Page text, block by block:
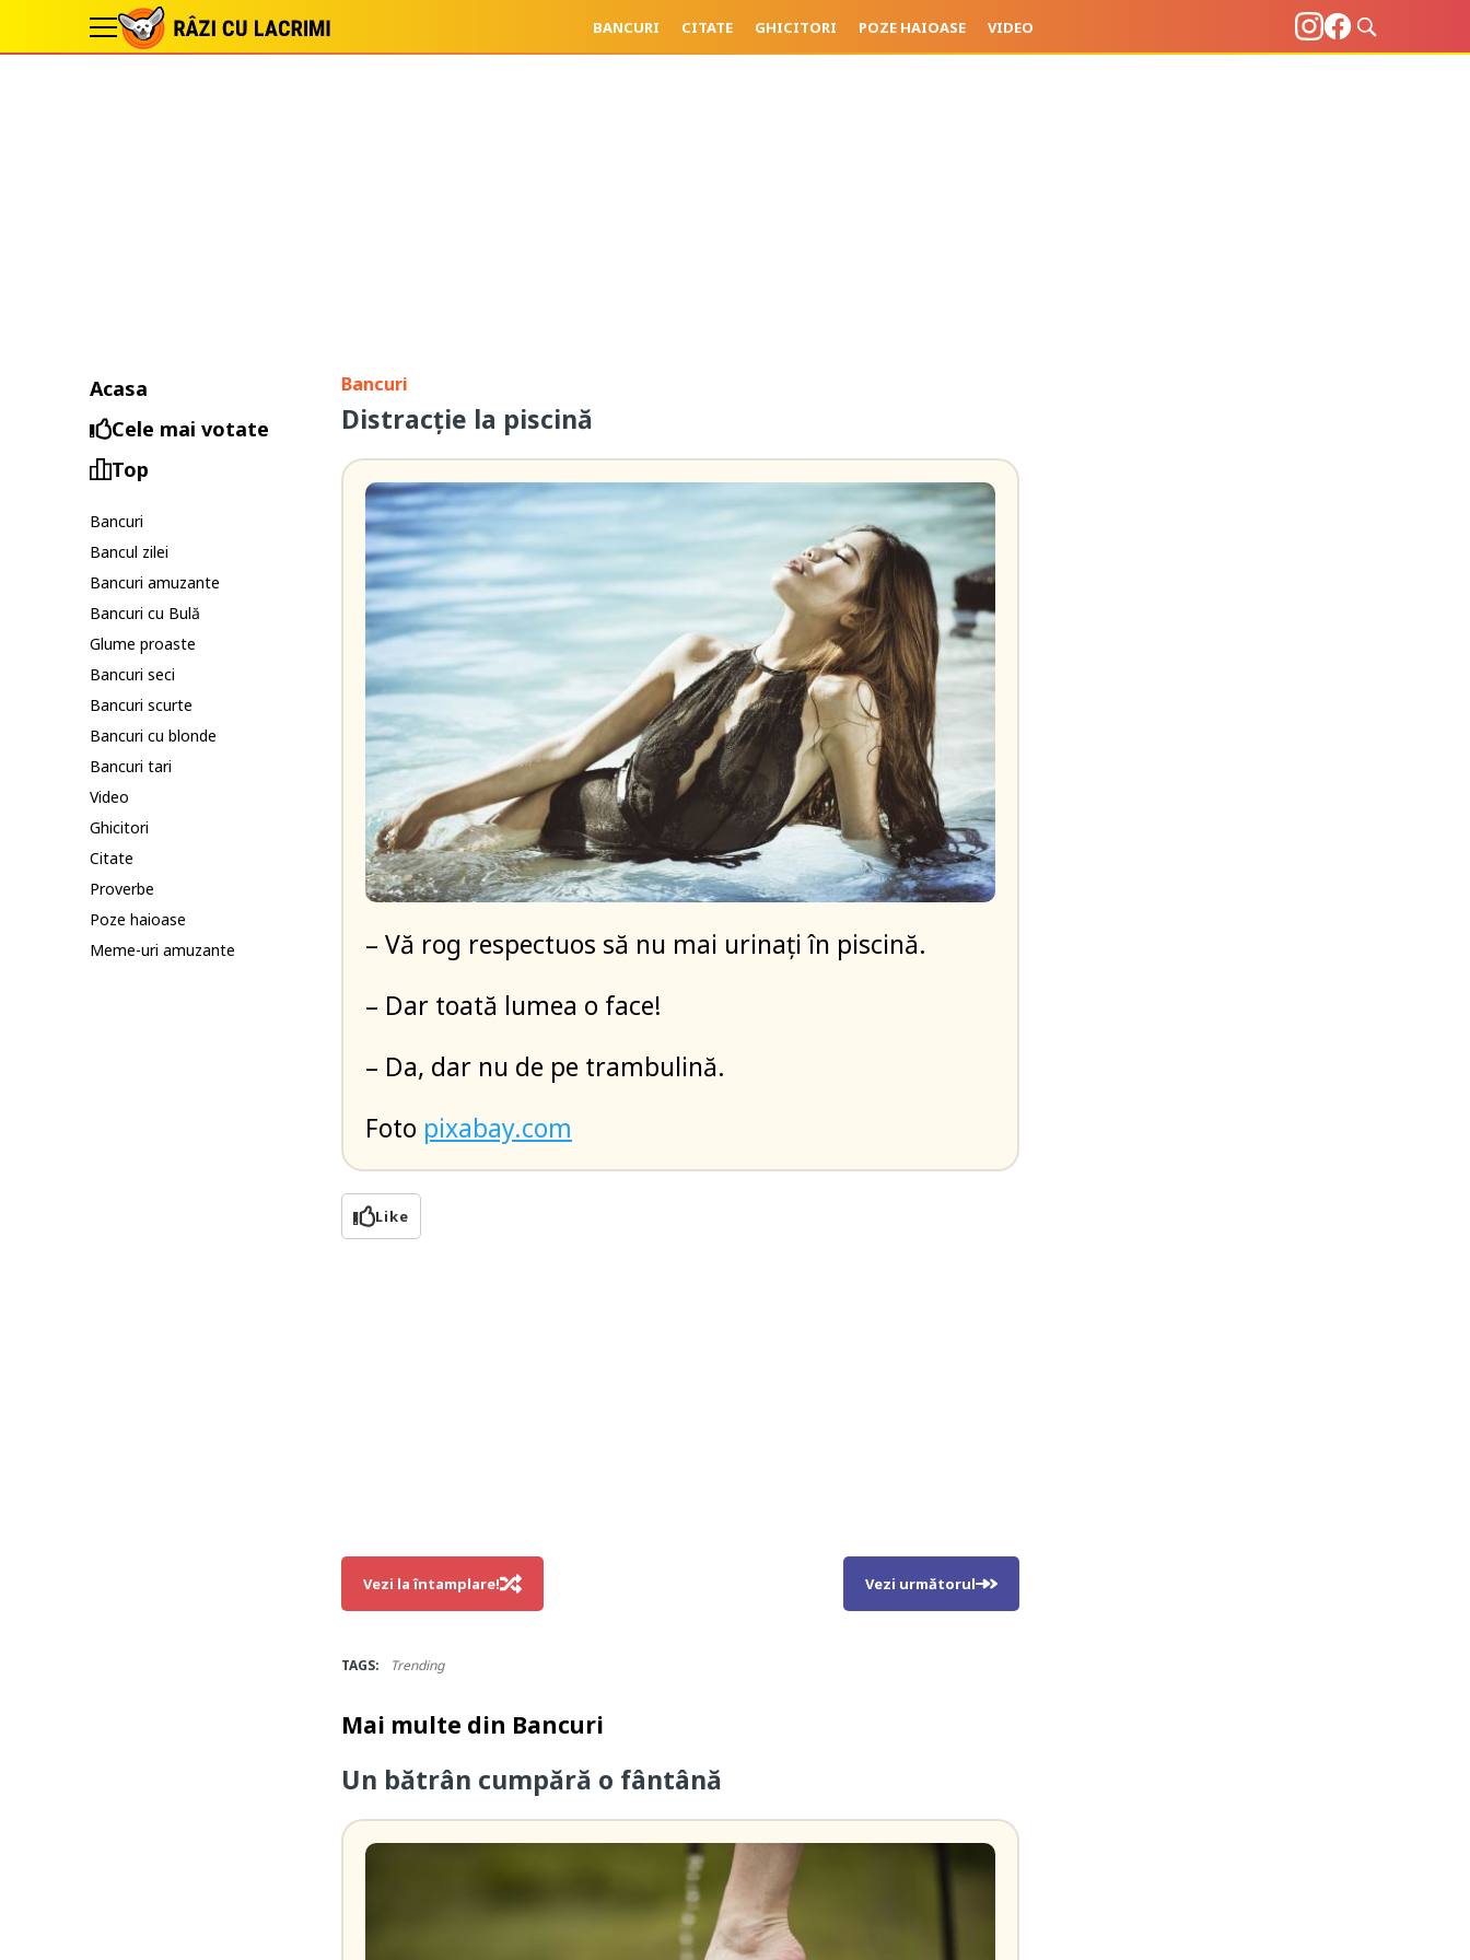
BANCURI CITATE GHICITORI POZE HAIOASE VIDEO
Acasa
Cele mai votate
Top
Bancuri
Bancul zilei
Bancuri amuzante
Bancuri cu Bulă
Glume proaste
Bancuri seci
Bancuri scurte
Bancuri cu blonde
Bancuri tari
Video
Ghicitori
Citate
Proverbe
Poze haioase
Meme-uri amuzante
Bancuri
Distracție la piscină
– Vă rog respectuos să nu mai urinați în piscină.
– Dar toată lumea o face!
– Da, dar nu de pe trambulină.
Foto pixabay.com
Like
Vezi la întamplare! Vezi următorul
TAGS: Trending
Mai multe din Bancuri
Un bătrân cumpără o fântână